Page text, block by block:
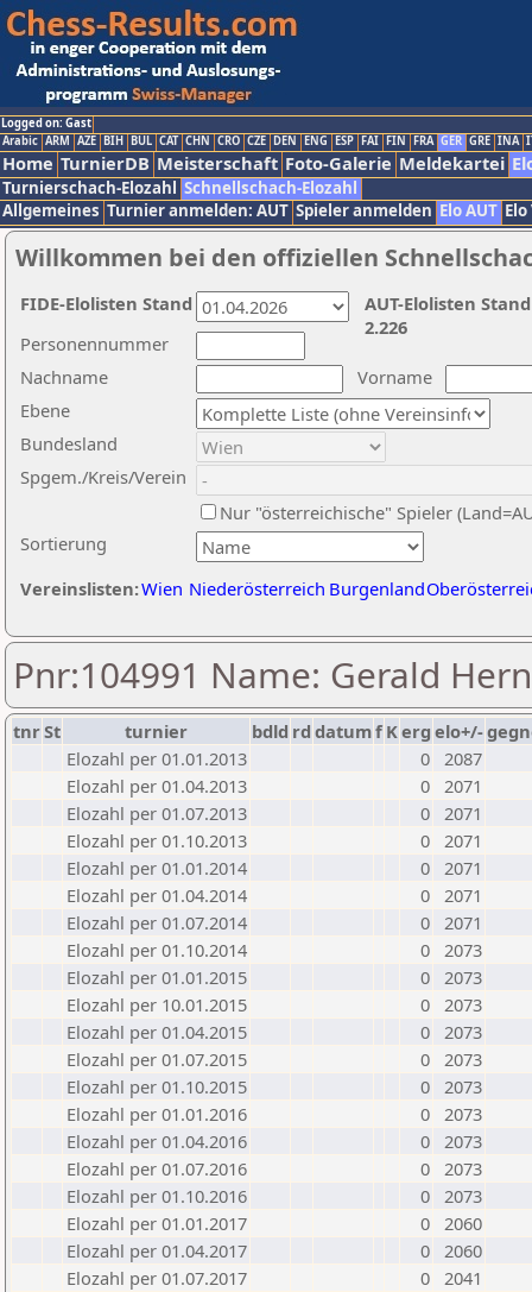
Logged on: Gast
Arabic ARM AZE BIH BUL CAT CHN CRO CZE DEN ENG ESP FAI FIN FRA GER GRE INA
Home TurnierDB Meisterschaft Foto-Galerie Meldekartei
Turnierschach-Elozahl Schnellschach-Elozahl
Allgemeines Turnier anmelden: AUT Spieler anmelden Elo AUT
Willkommen bei den offiziellen
Nachname
Vorname
Ebene
Sortierung
Personennummer
Bundesland
Spgem./Kreis/Verein
Nur "österreichische" Spieler
Vereinslisten:Wien Niederösterreich Burgenland
AUT-Elolisten
2.226
FIDE-Elolisten Stand
Pnr:104991 Name: Gerald
tnrSt turnier bdld rd datumf Kerg elo+/-
Elozahl per 01.01.2013
0 2087
Elozahl per 01.04.2013
0 2071
Elozahl per 01.07.2013
0 2071
Elozahl per 01.10.2013
0 2071
Elozahl per 01.01.2014
0 2071
Elozahl per 01.04.2014
0 2071
Elozahl per 01.07.2014
0 2071
Elozahl per 01.10.2014
0 2073
Elozahl per 01.01.2015
0 2073
Elozahl per 10.01.2015
0 2073
Elozahl per 01.04.2015
0 2073
Elozahl per 01.07.2015
0 2073
Elozahl per 01.10.2015
0 2073
Elozahl per 01.01.2016
0 2073
Elozahl per 01.04.2016
0 2073
Elozahl per 01.07.2016
0 2073
Elozahl per 01.10.2016
0 2073
Elozahl per 01.01.2017
0 2060
Elozahl per 01.04.2017
0 2060
Elozahl per 01.07.2017
0 2041